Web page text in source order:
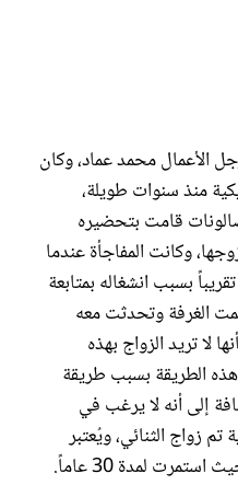
الأعمال محمد عماد، وكان
منذ سنوات طويلة،
قامت بتحضيره
وكانت المفاجأة عندما
بسبب انشغاله بمتابعة
الغرفة وتحدثت معه
لا تريد الزواج بهذه
هذه الطريقة بسبب طريقة
إلى أنه لا يرغب في
زواج الثنائي، ويُعتبر
لمدة 30 عاماً.